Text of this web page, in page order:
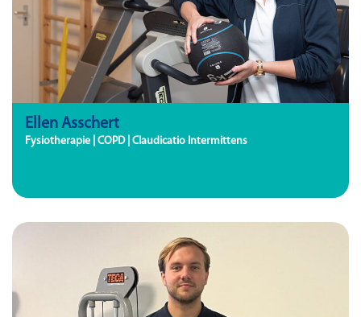
Ellen Asschert
Fysiotherapie | COPD | Claudicatio Intermittens